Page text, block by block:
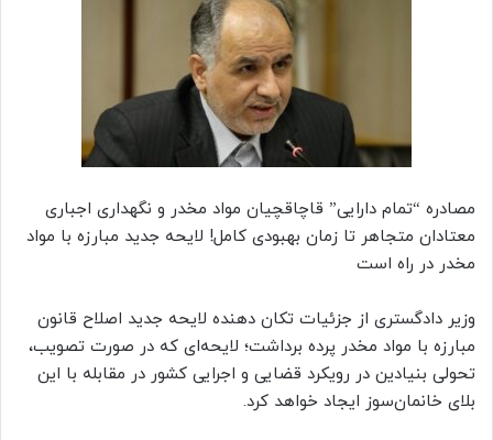
مصادره “تمام دارایی” قاچاقچیان مواد مخدر و نگهداری اجباری
معتادان متجاهر تا زمان بهبودی کامل! لایحه جدید مبارزه با مواد
مخدر در راه است
وزیر دادگستری از جزئیات تکان دهنده لایحه جدید اصلاح قانون
مبارزه با مواد مخدر پرده برداشت؛ لایحه‌ای که در صورت تصویب،
تحولی بنیادین در رویکرد قضایی و اجرایی کشور در مقابله با این
بلای خانمان‌سوز ایجاد خواهد کرد.